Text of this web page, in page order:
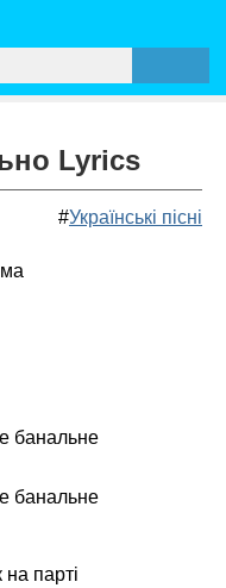
Lyrics
#Українські пісні
банальне
банальне
парті